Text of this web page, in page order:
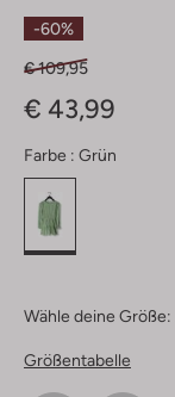
-60%
€ 109,95
€ 43,99
Farbe : Grün
Wähle deine Größe:
Größentabelle